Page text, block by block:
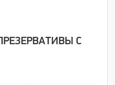
С